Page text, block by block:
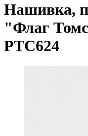
Нашивка,
"Флаг
PTC624